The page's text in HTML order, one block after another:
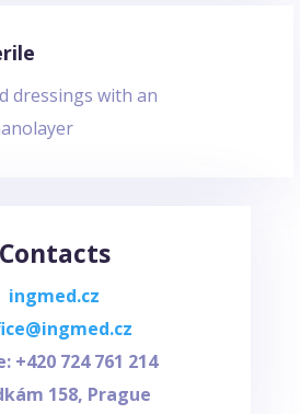
dressings with an
Contacts
ingmed.cz
+420 724 761 214
158, Prague